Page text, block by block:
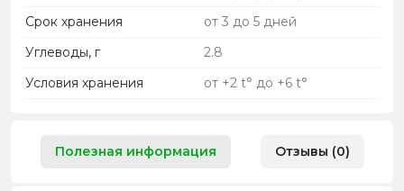
Срок хранения
от 3 до 5 дней
Углеводы, г
2.8
Условия хранения
от +2 t° до +6 t°
Полезная информация Отзывы (0)